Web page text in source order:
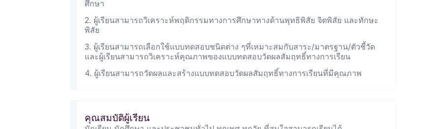
ศึกษา
2. ผู้เรียนสามารถวิเคราะห์พฤติกรรมทางการศึกษาทางด้านพุทธิพิสัย จิตพิสัย และทักษะ
พิสัย
3. ผู้เรียนสามารถเลือกใช้แบบทดสอบชนิดต่าง ๆที่เหมาะสมกับสาระ/มาตรฐาน/ตัวชี้วัด
และผู้เรียนสามารถวิเคราะห์คุณภาพของแบบทดสอบวัดผลสัมฤทธิ์ทางการเรียน
4. ผู้เรียนสามารถวัดผลและสร้างแบบทดสอบวัดผลสัมฤทธิ์ทางการเรียนที่มีคุณภาพ
คุณสมบัติผู้เรียน